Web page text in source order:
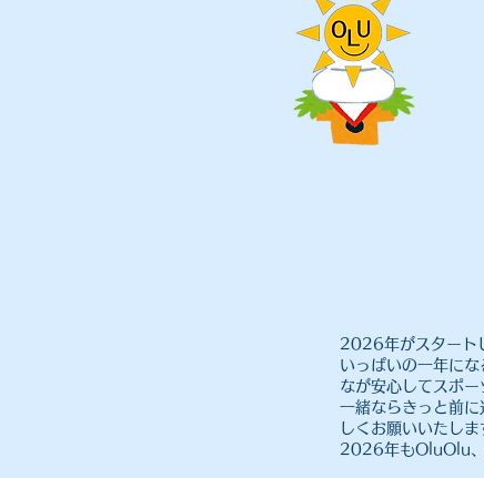
2026年がスタート
いっぱいの一年に
なが安心してスポ
一緒ならきっと前に
しくお願いいたしま
2026年もOluOlu、